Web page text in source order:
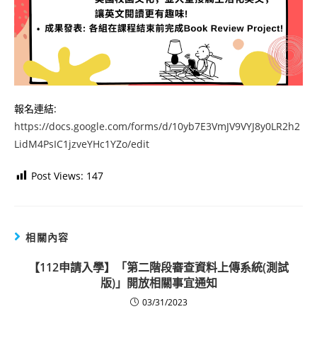
報名連結:
https://docs.google.com/forms/d/10yb7E3VmJV9VYJ8y0LR2h2
LidM4PsIC1jzveYHc1YZo/edit
Post Views: 147
相關內容
【112申請入學】「第二階段審查資料上傳系統(測試
版)」開放相關事宜通知
03/31/2023